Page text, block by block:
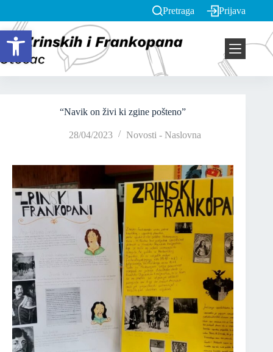
Open toolbar
Pretraga Prijava
“Navik on živi ki zgine pošteno”
28/04/2023 Novosti - Naslovna